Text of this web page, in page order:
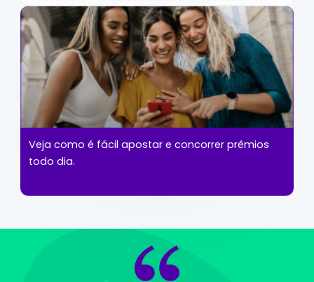
Veja como é fácil apostar e concorrer prêmios
todo dia.